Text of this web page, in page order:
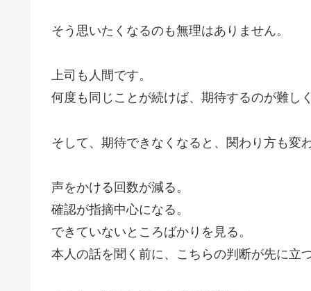
そう思いたくなるのも無理はありません。
上司も人間です。
何度も同じことが続けば、期待するのが難し
そして、期待できなくなると、関わり方も変
声をかける回数が減る。
確認が指摘中心になる。
できていないところばかりを見る。
本人の話を聞く前に、こちらの判断が先に立つ